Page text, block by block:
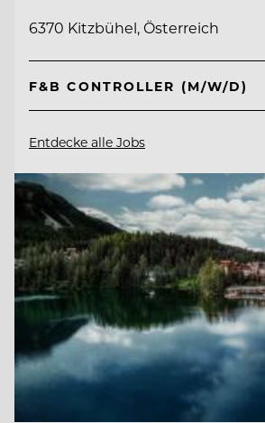
6370 Kitzbühel, Österreich
F&B CONTROLLER (M/W/D)
Entdecke alle Jobs